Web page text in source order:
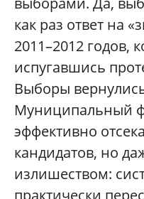
как раз ответ на
2011–2012 годов,
испугавшись
Выборы
Муниципальный
эффективно
кандидатов, но
излишеством:
практически